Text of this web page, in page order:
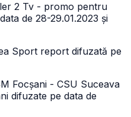
2 Tv - promo pentru
de 28-29.01.2023 și
Sport report difuzată pe
Focșani - CSU Suceava
difuzate pe data de